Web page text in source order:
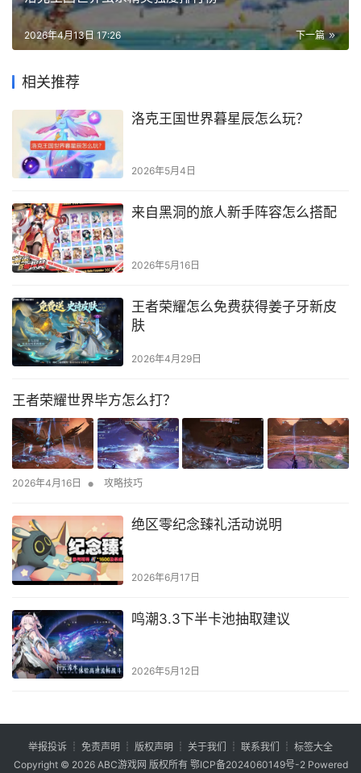
下一篇
2026年4月13日 17:26
相关推荐
洛克王国世界暮星辰怎么玩？
2026年5月4日
来自黑洞的旅人新手阵容怎么搭配
2026年5月16日
王者荣耀怎么免费获得姜子牙新皮
肤
2026年4月29日
王者荣耀世界毕方怎么打？
2026年4月16日 • 攻略技巧
绝区零纪念臻礼活动说明
2026年6月17日
鸣潮3.3下半卡池抽取建议
2026年5月12日
举报投诉 ┊ 免责声明 ┊ 版权声明 ┊ 关于我们 ┊ 联系我们 ┊ 标签大全
Copyright © 2026 ABC游戏网 版权所有 鄂ICP备2024060149号-2Powered